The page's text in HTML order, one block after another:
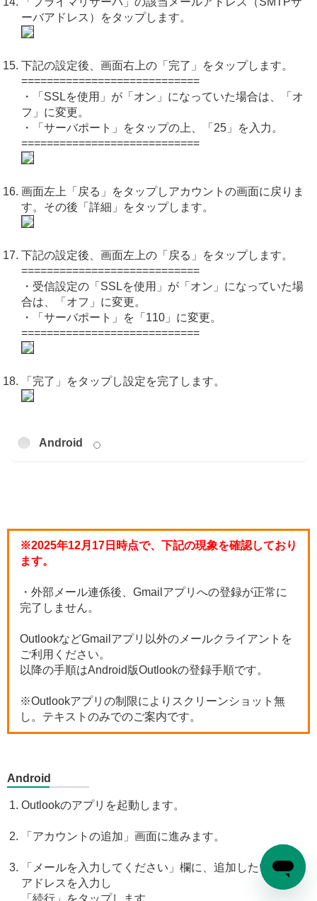
ーバアドレス）をタップします。
下記の設定後、画面右上の「完了」をタップします。
============================
・「SSLを使用」が「オン」になっていた場合は、「オ
フ」に変更。
・「サーバポート」をタップの上、「25」を入力。
============================
画面左上「戻る」をタップしアカウントの画面に戻りま
す。その後「詳細」をタップします。
下記の設定後、画面左上の「戻る」をタップします。
============================
・受信設定の「SSLを使用」が「オン」になっていた場
合は、「オフ」に変更。
・「サーバポート」を「110」に変更。
============================
「完了」をタップし設定を完了します。
Android
※2025年12月17日時点で、下記の現象を確認しており
ます。
・外部メール連係後、Gmailアプリへの登録が正常に
完了しません。
OutlookなどGmailアプリ以外のメールクライアントを
ご利用ください。
以降の手順はAndroid版Outlookの登録手順です。
※Outlookアプリの制限によりスクリーンショット無
し。テキストのみでのご案内です。
Android
Outlookのアプリを起動します。
「アカウントの追加」画面に進みます。
「メールを入力してください」欄に、追加したいメール
アドレスを入力し